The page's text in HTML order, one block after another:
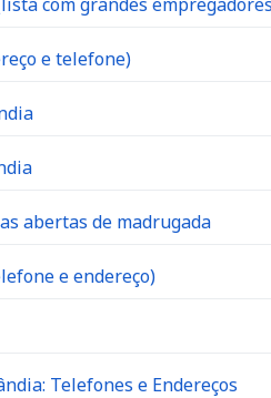
e telefone)
abertas de madrugada
e endereço)
Telefones e Endereços